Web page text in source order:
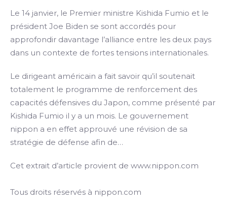
Le 14 janvier, le Premier ministre Kishida Fumio et le
président Joe Biden se sont accordés pour
approfondir davantage l’alliance entre les deux pays
dans un contexte de fortes tensions internationales.
Le dirigeant américain a fait savoir qu’il soutenait
totalement le programme de renforcement des
capacités défensives du Japon, comme présenté par
Kishida Fumio il y a un mois. Le gouvernement
nippon a en effet approuvé une révision de sa
stratégie de défense afin de…
Cet extrait d’article provient de www.nippon.com
Tous droits réservés à nippon.com